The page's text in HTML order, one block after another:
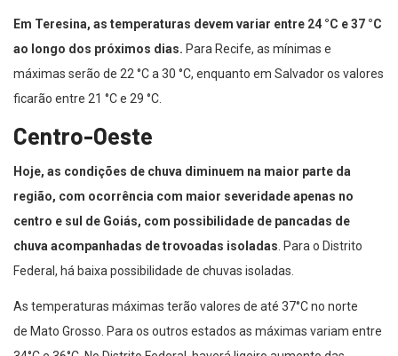
Em Teresina, as temperaturas devem variar entre 24 °C e 37 °C
ao longo dos próximos dias. Para Recife, as mínimas e
máximas serão de 22 °C a 30 °C, enquanto em Salvador os valores
ficarão entre 21 °C e 29 °C.
Centro-Oeste
Hoje, as condições de chuva diminuem na maior parte da
região, com ocorrência com maior severidade apenas no
centro e sul de Goiás, com possibilidade de pancadas de
chuva acompanhadas de trovoadas isoladas. Para o Distrito
Federal, há baixa possibilidade de chuvas isoladas.
As temperaturas máximas terão valores de até 37°C no norte
de Mato Grosso. Para os outros estados as máximas variam entre